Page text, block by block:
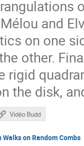
and
on one
other.
rigid
the disk,
Vidéo Budd
on Random Combs